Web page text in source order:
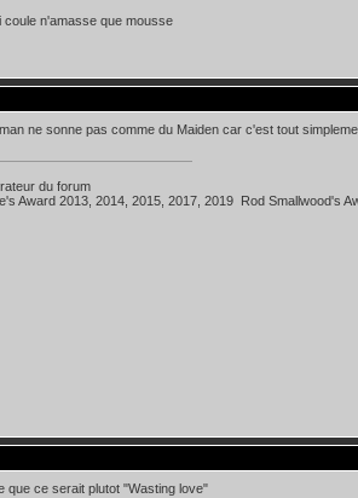
coule n'amasse que mousse
ne sonne pas comme du Maiden car c'est tout
du forum
Award 2013, 2014, 2015, 2017, 2019 Rod Smallwood's
que ce serait plutot "Wasting love"